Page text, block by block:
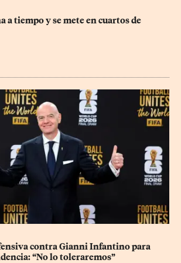
a tiempo y se mete en cuartos de
contra Gianni Infantino para
“No lo toleraremos”